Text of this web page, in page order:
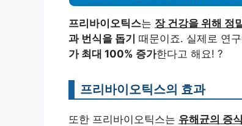
프리바이오틱스는 장 건강을 위해 정
과 번식을 돕기 때문이죠. 실제로 연
가 최대 100% 증가한다고 해요! ?
프리바이오틱스의 효과
또한 프리바이오틱스는 유해균의 증